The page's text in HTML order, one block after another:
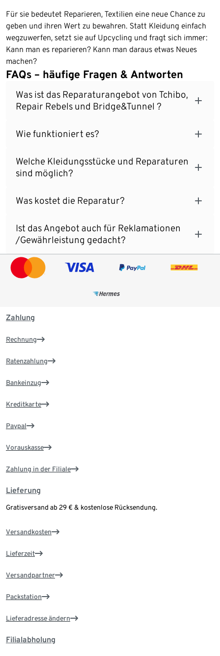
Für sie bedeutet Reparieren, Textilien eine neue Chance zu
geben und ihren Wert zu bewahren. Statt Kleidung einfach
wegzuwerfen, setzt sie auf Upcycling und fragt sich immer:
Kann man es reparieren? Kann man daraus etwas Neues
machen?
FAQs – häufige Fragen & Antworten
Was ist das Reparaturangebot von Tchibo,
Repair Rebels und Bridge&Tunnel ?
Wie funktioniert es?
Welche Kleidungsstücke und Reparaturen
sind möglich?
Was kostet die Reparatur?
Ist das Angebot auch für Reklamationen
/Gewährleistung gedacht?
Zahlung
Rechnung
Ratenzahlung
Bankeinzug
Kreditkarte
Paypal
Vorauskasse
Zahlung in der Filiale
Lieferung
Gratisversand ab 29 € & kostenlose Rücksendung.
Versandkosten
Lieferzeit
Versandpartner
Packstation
Lieferadresse ändern
Filialabholung